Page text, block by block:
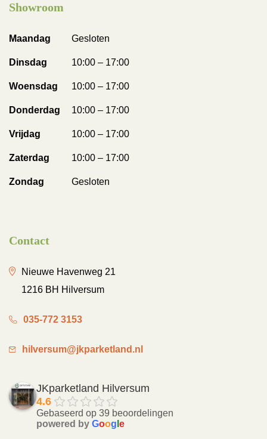
Showroom
Maandag Gesloten
Dinsdag 10:00 – 17:00
Woensdag 10:00 – 17:00
Donderdag 10:00 – 17:00
Vrijdag 10:00 – 17:00
Zaterdag 10:00 – 17:00
Zondag Gesloten
Contact
Nieuwe Havenweg 21
1216 BH Hilversum
035-772 3153
hilversum@jkparketland.nl
JKparketland Hilversum
4.6
Gebaseerd op 39 beoordelingen
powered by Goog e